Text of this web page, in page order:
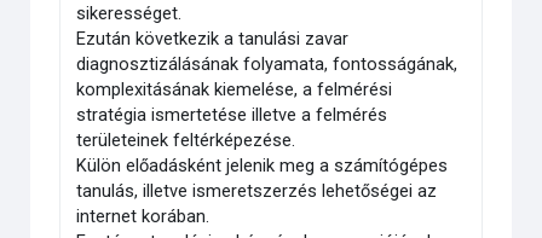
sikerességet.
Ezután következik a tanulási zavar
diagnosztizálásának folyamata, fontosságának,
komplexitásának kiemelése, a felmérési
stratégia ismertetése illetve a felmérés
területeinek feltérképezése.
Külön előadásként jelenik meg a számítógépes
tanulás, illetve ismeretszerzés lehetőségei az
internet korában.